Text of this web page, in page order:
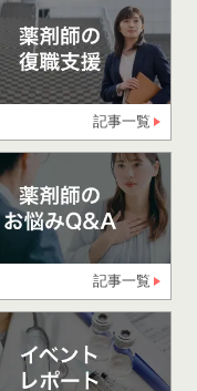
記事一覧
記事一覧